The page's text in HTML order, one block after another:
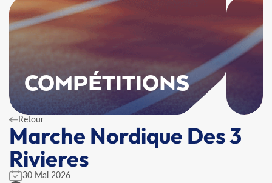
COMPÉTITIONS
Retour
Marche Nordique Des 3
Rivieres
30 Mai 2026